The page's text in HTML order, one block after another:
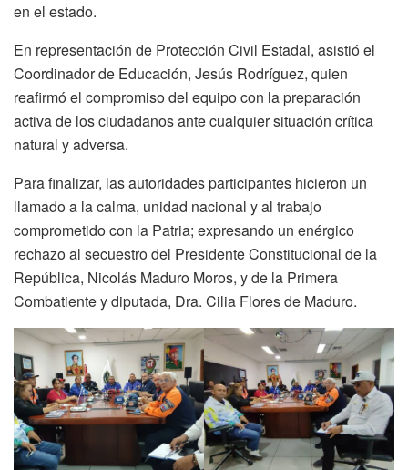
en el estado.
En representación de Protección Civil Estadal, asistió el
Coordinador de Educación, Jesús Rodríguez, quien
reafirmó el compromiso del equipo con la preparación
activa de los ciudadanos ante cualquier situación crítica
natural y adversa.
Para finalizar, las autoridades participantes hicieron un
llamado a la calma, unidad nacional y al trabajo
comprometido con la Patria; expresando un enérgico
rechazo al secuestro del Presidente Constitucional de la
República, Nicolás Maduro Moros, y de la Primera
Combatiente y diputada, Dra. Cilia Flores de Maduro.